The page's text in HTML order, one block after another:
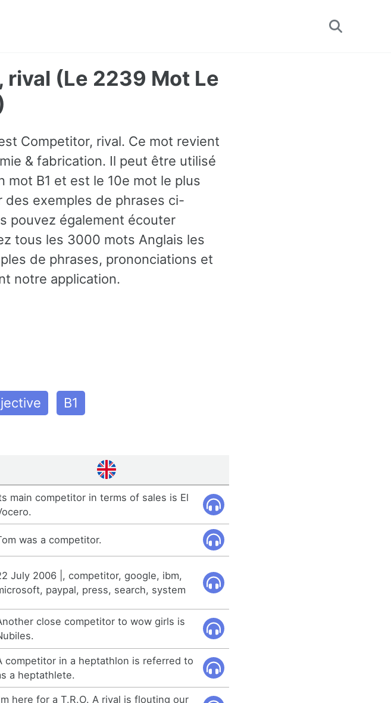
Toggle
(Le 2239 Mot Le
Competitor, rival. Ce mot revient
& fabrication. Il peut être utilisé
mot B1 et est le 10e mot le plus
des exemples de phrases ci-
pouvez également écouter
tous les 3000 mots Anglais les
de phrases, prononciations et
notre application.
B1
main competitor in terms of sales is El
was a competitor.
July 2006 |, competitor, google, ibm,
paypal, press, search, system
close competitor to wow girls is
competitor in a heptathlon is referred to
a heptathlete.
here for a T.R.O. A rival is flouting our